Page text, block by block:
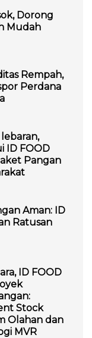
Dorong
Mudah
Rempah,
Perdana
ID FOOD
Pangan
Aman: ID
Ratusan
ID FOOD
Stock
Olahan dan
MVR